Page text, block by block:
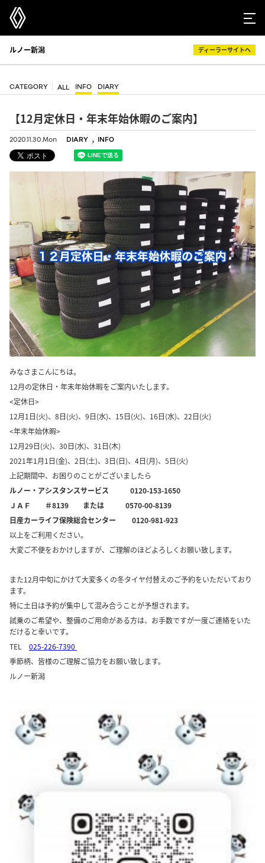
ルノー新潟 ディーラーサイトへ
CATEGORY ALL INFO DIARY
【12月定休日・年末年始休暇のご案内】
2020.11.30.Mon DIARY , INFO
みなさまこんにちは。
12月の定休日・年末年始休暇をご案内いたします。
<定休日>
12月1日(火)、8日(火)、9日(水)、15日(火)、16日(水)、22日(火)
<年末年始休暇>
12月29日(火)、30日(水)、31日(木)
2021年1月1日(金)、2日(土)、3日(日)、4日(月)、5日(火)
上記期間中、お困りのことがございましたら
ルノー・アシスタンスサービス 0120-153-1650
ＪＡＦ ＃8139 または 0570-00-8139
日産カーライフ保険総合センター 0120-981-923
以上をご利用ください。
大変ご不便をおかけしますが、ご理解のほどよろしくお願い致します。
また12月中旬にかけて大変多くの冬タイヤ付替えのご予約をいただいており
ます。
特に土日は予約が集中して混み合うことが予想されます。
試乗のご希望や、整備のご用命がある方は、お手数ですが一度ご連絡をいた
だけると幸いです。
TEL 025-226-7390
季節柄、皆様のご理解ご協力をお願い致します。
ルノー新潟